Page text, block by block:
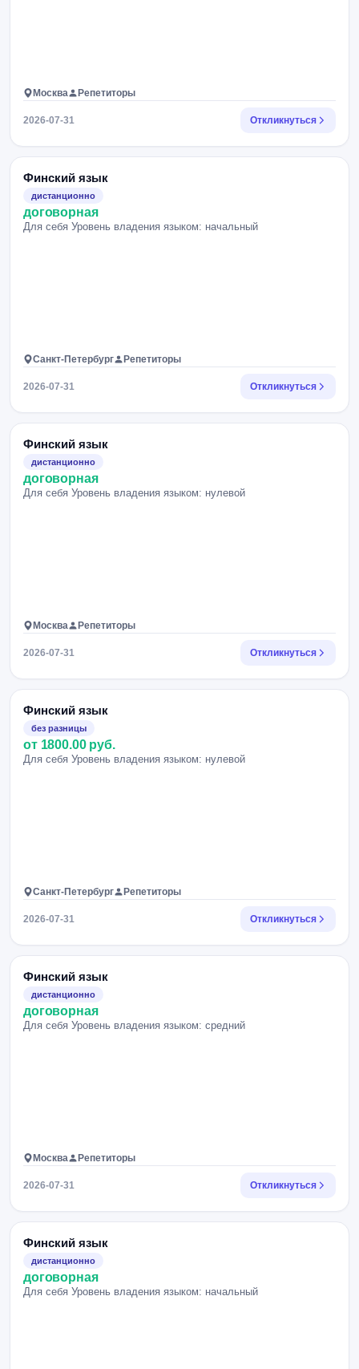
Москва Репетиторы
2026-07-31 Откликнуться
Финский язык
дистанционно
договорная
Для себя Уровень владения языком: начальный
Санкт-Петербург Репетиторы
2026-07-31 Откликнуться
Финский язык
дистанционно
договорная
Для себя Уровень владения языком: нулевой
Москва Репетиторы
2026-07-31 Откликнуться
Финский язык
без разницы
от 1800.00 руб.
Для себя Уровень владения языком: нулевой
Санкт-Петербург Репетиторы
2026-07-31 Откликнуться
Финский язык
дистанционно
договорная
Для себя Уровень владения языком: средний
Москва Репетиторы
2026-07-31 Откликнуться
Финский язык
дистанционно
договорная
Для себя Уровень владения языком: начальный